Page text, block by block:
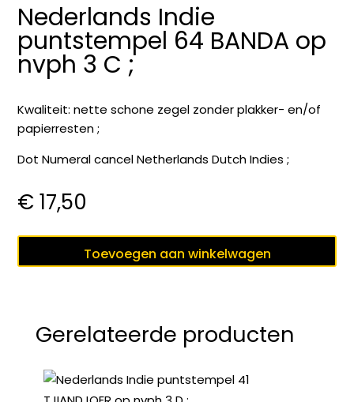
Nederlands Indie
puntstempel 64 BANDA op
nvph 3 C ;
Kwaliteit: nette schone zegel zonder plakker- en/of
papierresten ;
Dot Numeral cancel Netherlands Dutch Indies ;
€ 17,50
Indie
Toevoegen aan winkelwagen
Gerelateerde producten